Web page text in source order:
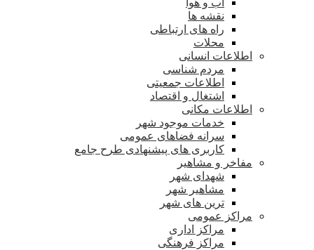
نقشه ها
راه های ارتباطی
محلات
اطلاعات انسانی
مردم شناسی
اطلاعات جمعیتی
اشتغال و اقتصاد
اطلاعات مکانی
خدمات موجود شهر
سرانه فضاهای عمومی
کاربری های پیشنهادی طرح جامع
مفاخر و مشاهیر
شهدای شهر
مشاهیر شهر
ترین های شهر
مراکز عمومی
مراکز اداری
مراکز فرهنگی